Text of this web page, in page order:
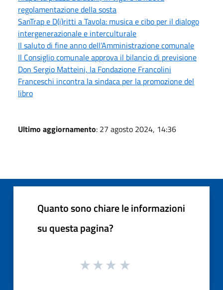
regolamentazione della sosta
SanTrap e D(i)ritti a Tavola: musica e cibo per il dialogo
intergenerazionale e interculturale
Il saluto di fine anno dell’Amministrazione comunale
Il Consiglio comunale approva il bilancio di previsione
Don Sergio Matteini, la Fondazione Francolini
Franceschi incontra la sindaca per la promozione del
libro
Ultimo aggiornamento: 27 agosto 2024, 14:36
Quanto sono chiare le informazioni
su questa pagina?